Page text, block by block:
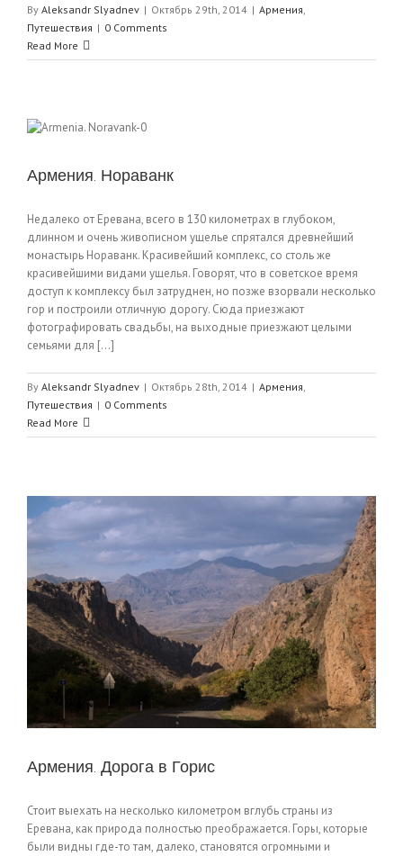
By Aleksandr Slyadnev | Октябрь 29th, 2014 | Армения,
Путешествия | 0 Comments
Read More
Армения. Нораванк
Недалеко от Еревана, всего в 130 километрах в глубоком,
длинном и очень живописном ущелье спрятался древнейший
монастырь Нораванк. Красивейший комплекс, со столь же
красивейшими видами ущелья. Говорят, что в советское время
доступ к комплексу был затруднен, но позже взорвали несколько
гор и построили отличную дорогу. Сюда приезжают
фотографировать свадьбы, на выходные приезжают целыми
семьями для [...]
By Aleksandr Slyadnev | Октябрь 28th, 2014 | Армения,
Путешествия | 0 Comments
Read More
Армения. Дорога в Горис
Стоит выехать на несколько километром вглубь страны из
Еревана, как природа полностью преображается. Горы, которые
были видны где-то там, далеко, становятся огромными и